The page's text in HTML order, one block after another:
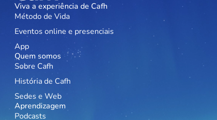
Viva a experiência de Cafh
Método de Vida
Eventos online e presenciais
App
Quem somos
Sobre Cafh
História de Cafh
Sedes e Web
Aprendizagem
Podcasts